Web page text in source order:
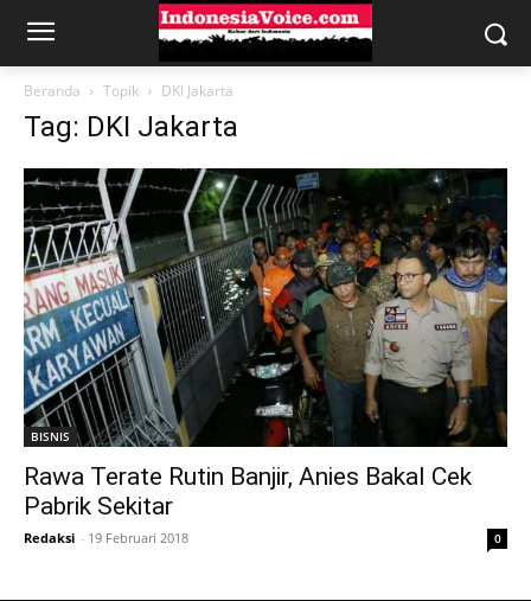
Beranda Topik DKI Jakarta
Tag: DKI Jakarta
BISNIS
Rawa Terate Rutin Banjir, Anies Bakal Cek
Pabrik Sekitar
Redaksi - 19 Februari 2018 0